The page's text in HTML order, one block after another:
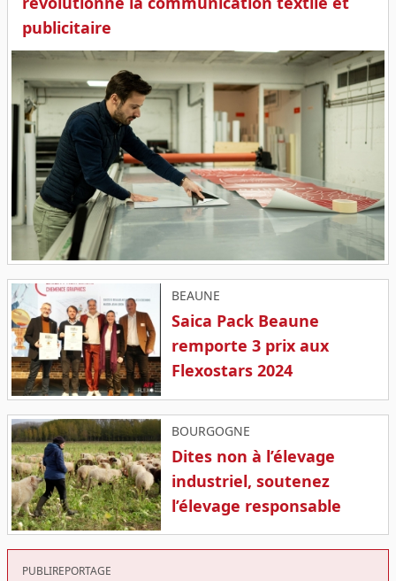
publicitaire
BEAUNE
Saica Pack Beaune
remporte 3 prix aux
Flexostars 2024
BOURGOGNE
Dites non à l’élevage
industriel, soutenez
l’élevage responsable
PUBLIREPORTAGE